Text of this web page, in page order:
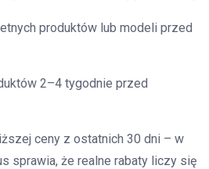
produktów lub modeli przed
2–4 tygodnie przed
ceny z ostatnich 30 dni – w
sprawia, że realne rabaty liczy się